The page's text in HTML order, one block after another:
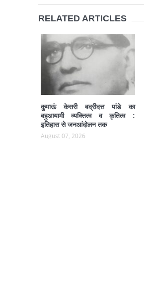
RELATED ARTICLES
कुमाऊं केसरी बद्रीदत्त पांडे का
बहुआयामी व्यक्तित्व व कृतित्व :
इतिहास से जनआंदोलन तक
August 07, 2026